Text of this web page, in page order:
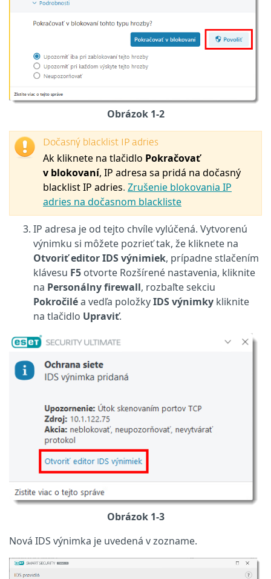
Obrázok 1-2
Dočasný blacklist IP adries
Ak kliknete na tlačidlo Pokračovať
v blokovaní, IP adresa sa pridá na dočasný
blacklist IP adries. Zrušenie blokovania IP
adries na dočasnom blackliste
IP adresa je od tejto chvíle vylúčená. Vytvorenú
výnimku si môžete pozrieť tak, že kliknete na
Otvoriť editor IDS výnimiek, prípadne stlačením
klávesu F5 otvorte Rozšírené nastavenia, kliknite
na Personálny firewall, rozbaľte sekciu
Pokročiléa vedľa položkyIDS výnimky kliknite
na tlačidlo Upraviť.
Obrázok 1-3
Nová IDS výnimka je uvedená v zozname.